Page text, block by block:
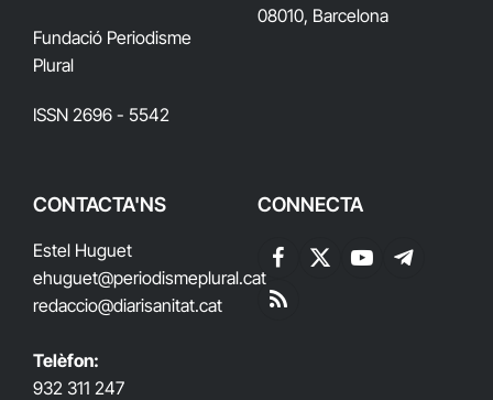
Fundació Periodisme
Plural
ISSN 2696 - 5542
08010, Barcelona
CONTACTA'NS
Estel Huguet
ehuguet@periodismeplural.cat
redaccio@diarisanitat.cat
Telèfon:
932 311 247
CONNECTA
Facebook
X
YouTubeTelegram
RSS